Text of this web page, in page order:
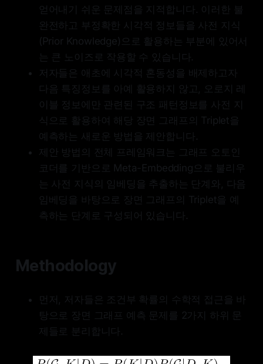
얻어내기 쉬운 문제점을 지적합니다. 이러한 불
완전하고 부정확한 시각적 정보들을 사전 지식
(Prior Knowledge)으로 활용하는 부분에 있어서
는 큰 노이즈로 작용할 수 있습니다.
저자들은 애초에 시각적 혼동성을 배제하고자
다음 특징정보를 아예 활용하지 않고, 오로지 레
이블 정보에만 관련된 구조 패턴정보를 사전 지
식으로 활용하여 해당 장면 그래프의 Triplet을
예측하는 새로운 방법을 제안합니다.
제안 방법의 전체 프레임워크는 그래프 오토인
코더를 기반으로 Meta-Embedding으로 불리우
는 사전 지식의 임베딩을 추출하는 단계와, 다음
임베딩을 바탕으로 장면 그래프의 Triplet을 예
측하는 단계로 구성되어 있습니다.
Methodology
먼저, 저자들은 조건부 확률의 수학적 접근을 바
탕으로 장면 그래프 예측 문제를 2가지 하위 문
제들로 분리합니다.